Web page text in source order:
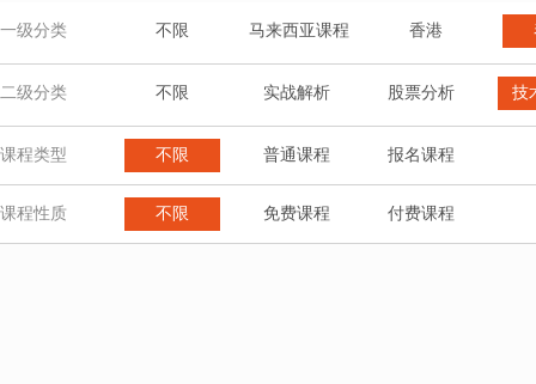
一级分类 不限 马来西亚课程 香港
二级分类 不限 实战解析 股票分析 技
课程类型 不限 普通课程 报名课程
课程性质 不限 免费课程 付费课程